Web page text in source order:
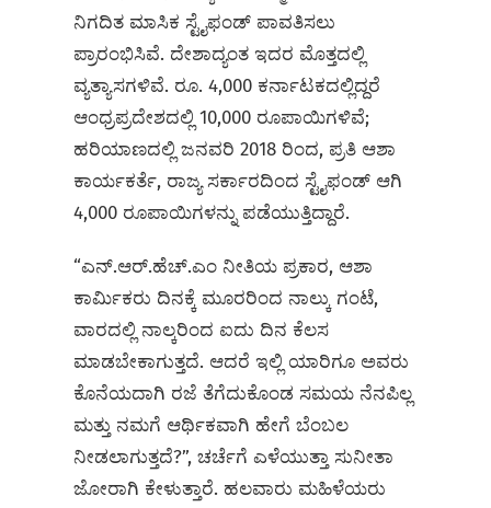
ನಿಗದಿತ ಮಾಸಿಕ ಸ್ಟೈಫಂಡ್ ಪಾವತಿಸಲು
ಪ್ರಾರಂಭಿಸಿವೆ. ದೇಶಾದ್ಯಂತ ಇದರ ಮೊತ್ತದಲ್ಲಿ
ವ್ಯತ್ಯಾಸಗಳಿವೆ. ರೂ. 4,000 ಕರ್ನಾಟಕದಲ್ಲಿದ್ದರೆ
ಆಂಧ್ರಪ್ರದೇಶದಲ್ಲಿ 10,000 ರೂಪಾಯಿಗಳಿವೆ;
ಹರಿಯಾಣದಲ್ಲಿ ಜನವರಿ 2018 ರಿಂದ, ಪ್ರತಿ ಆಶಾ
ಕಾರ್ಯಕರ್ತೆ, ರಾಜ್ಯ ಸರ್ಕಾರದಿಂದ ಸ್ಟೈಫಂಡ್ ಆಗಿ
4,000 ರೂಪಾಯಿಗಳನ್ನು ಪಡೆಯುತ್ತಿದ್ದಾರೆ.
“ಎನ್‌.ಆರ್‌.ಹೆಚ್‌.ಎಂ ನೀತಿಯ ಪ್ರಕಾರ, ಆಶಾ
ಕಾರ್ಮಿಕರು ದಿನಕ್ಕೆ ಮೂರರಿಂದ ನಾಲ್ಕು ಗಂಟೆ,
ವಾರದಲ್ಲಿ ನಾಲ್ಕರಿಂದ ಐದು ದಿನ ಕೆಲಸ
ಮಾಡಬೇಕಾಗುತ್ತದೆ. ಆದರೆ ಇಲ್ಲಿ ಯಾರಿಗೂ ಅವರು
ಕೊನೆಯದಾಗಿ ರಜೆ ತೆಗೆದುಕೊಂಡ ಸಮಯ ನೆನಪಿಲ್ಲ
ಮತ್ತು ನಮಗೆ ಆರ್ಥಿಕವಾಗಿ ಹೇಗೆ ಬೆಂಬಲ
ನೀಡಲಾಗುತ್ತದೆ?”, ಚರ್ಚೆಗೆ ಎಳೆಯುತ್ತಾ ಸುನೀತಾ
ಜೋರಾಗಿ ಕೇಳುತ್ತಾರೆ. ಹಲವಾರು ಮಹಿಳೆಯರು